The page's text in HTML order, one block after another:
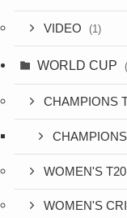
VIDEO (1)
WORLD CUP
CHAMPIONS
WOMEN'S
WOMEN'S